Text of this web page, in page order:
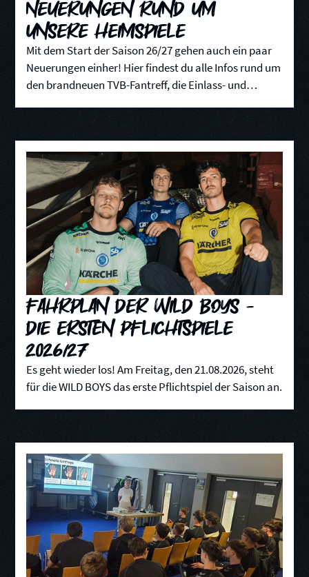
Neuerungen rund um
unsere Heimspiele
Mit dem Start der Saison 26/27 gehen auch ein paar
Neuerungen einher! Hier findest du alle Infos rund um
den brandneuen TVB-Fantreff, die Einlass- und
Fahrplan der WILD BOYS -
die ersten Pflichtspiele
2026/27
Es geht wieder los! Am Freitag, den 21.08.2026, steht
für die WILD BOYS das erste Pflichtspiel der Saison an.